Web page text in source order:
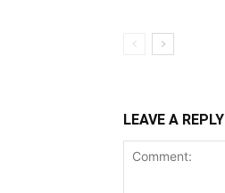
LEAVE A REPLY